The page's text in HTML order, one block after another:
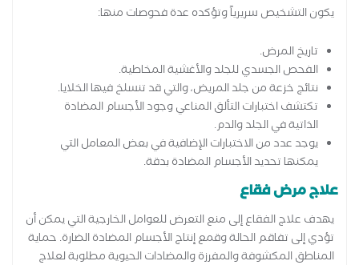
يكون التشخيص سريرياً وتؤكده عدة فحوصات منها:
تاريخ المرض.
الفحص الجسدي للجلد والأغشية المخاطية.
نتائج خزعة من جلد المريض، والتي قد تنسلخ فيها الخلايا.
تكتشف اختبارات التألق المناعي وجود الأجسام المضادة
الذاتية في الجلد والدم.
يوجد عدد من الاختبارات الإضافية في بعض المعامل التي
يمكنها تحديد الأجسام المضادة بدقة.
علاج مرض فقاع
يهدف علاج الفقاع إلى منع التعرض للعوامل الخارجية التي يمكن أن
تؤدي إلى تفاقم الحالة وقمع إنتاج الأجسام المضادة الضارة. حماية
المناطق المكشوفة والمفرزة والمضادات الحيوية مطلوبة لعلاج